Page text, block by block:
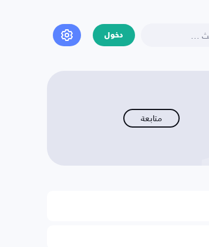
دخول
متابعة